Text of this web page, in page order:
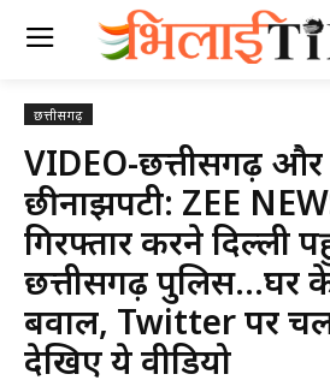
छत्तीसगढ़
VIDEO-छत्तीसगढ़
छीनाझपटी: ZEE
गिरफ्तार करने दिल्ली
छत्तीसगढ़ पुलिस…घर के
बवाल, Twitter पर चल
देखिए ये वीडियो